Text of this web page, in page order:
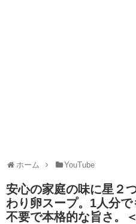
ホーム YouTube
安心の家庭の味に星２
わり卵スープ。1人分
不要で本格的な旨さ。